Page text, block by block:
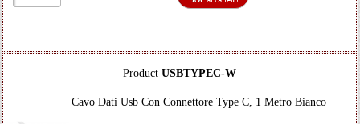
Product USBTYPEC-W
Cavo Dati Usb Con Connettore Type C, 1 Metro Bianco